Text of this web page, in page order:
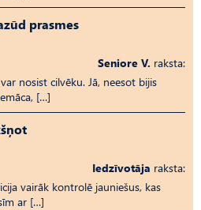
prasmes
Seniore V. raksta:
nosist cilvēku. Jā, neesot bijis
[…]
Iedzīvotāja raksta:
vairāk kontrolē jauniešus, kas
ar […]